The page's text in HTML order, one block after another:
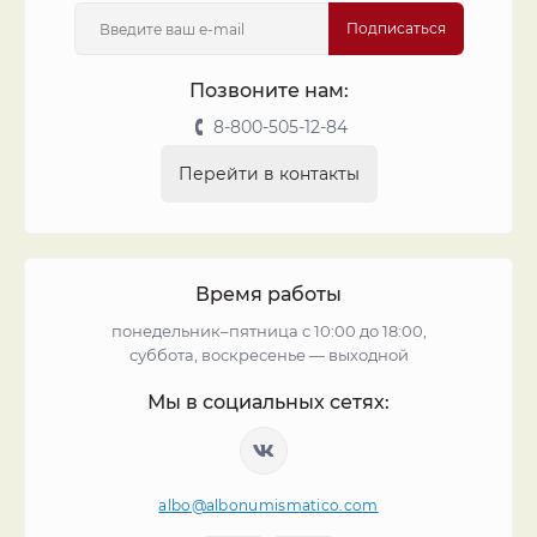
Подписаться
Позвоните нам:
8-800-505-12-84
Перейти в контакты
Время работы
понедельник–пятница с 10:00 до 18:00,
суббота, воскресенье — выходной
Мы в социальных сетях:
albo@albonumismatico.com